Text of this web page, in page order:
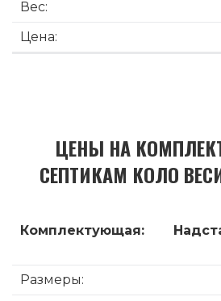
ЦЕНЫ НА
СЕПТИКАМ КОЛО ВЕСИ